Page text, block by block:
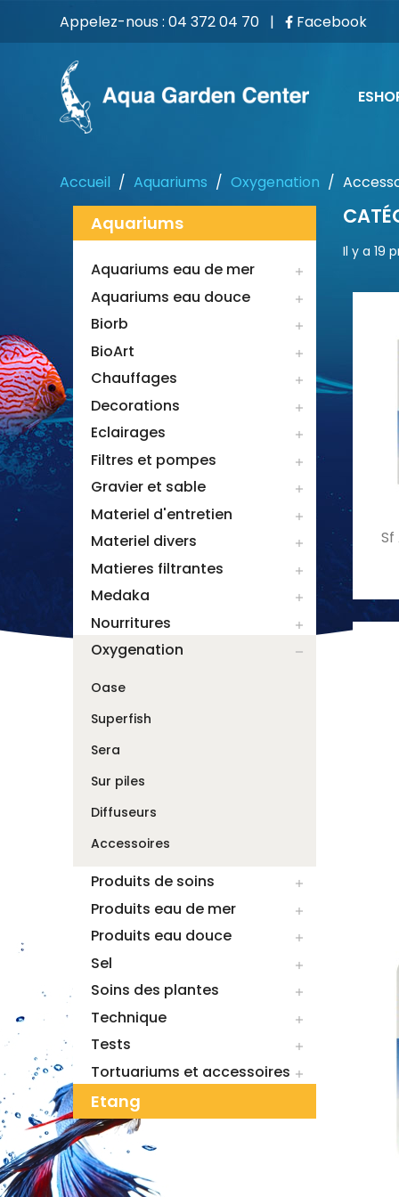
Appelez-nous : 04 372 04 70 | Facebook
Accueil Aquariums Oxygenation
Aquariums
Aquariums eau de mer 
Aquariums eau douce 
Biorb 
BioArt 
Chauffages 
Decorations 
Eclairages 
Filtres et pompes 
Gravier et sable 
Materiel d'entretien 
Materiel divers 
Matieres filtrantes 
Medaka 
Nourritures 
Oxygenation 
Oase
Superfish
Sera
Sur piles
Diffuseurs
Accessoires
Produits de soins 
Produits eau de mer 
Produits eau douce 
Sel 
Soins des plantes 
Technique 
Tests 
Tortuariums et accessoires 
Etang
Il y a 19